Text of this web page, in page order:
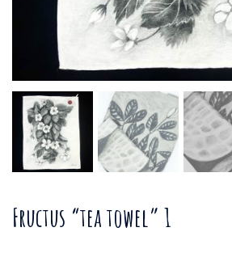
Fructus “tea towel” 1